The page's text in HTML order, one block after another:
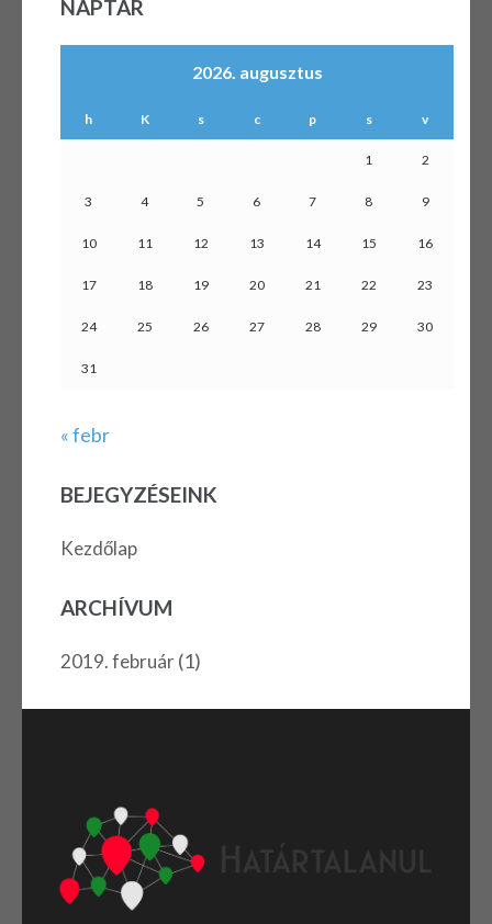
NAPTÁR
2026. augusztus
h K s c p s v
1 2
3 4 5 6 7 8 9
10 11 12 13 14 15 16
17 18 19 20 21 22 23
24 25 26 27 28 29 30
31
« febr
BEJEGYZÉSEINK
Kezdőlap
ARCHÍVUM
2019. február(1)